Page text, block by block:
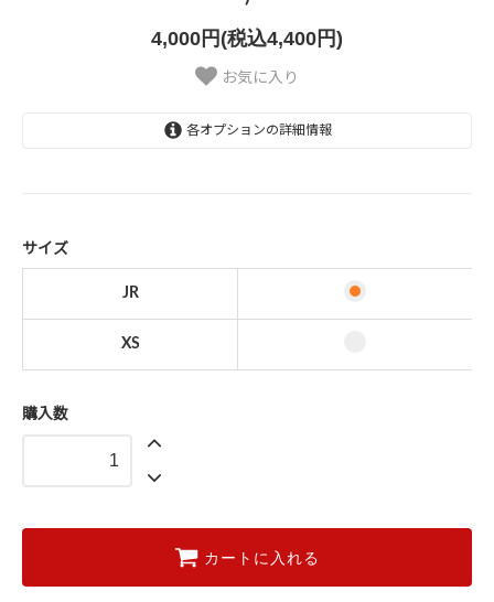
4,000円(税込4,400円)
お気に入り
各オプションの詳細情報
サイズ
JR
XS
購入数
カートに入れる